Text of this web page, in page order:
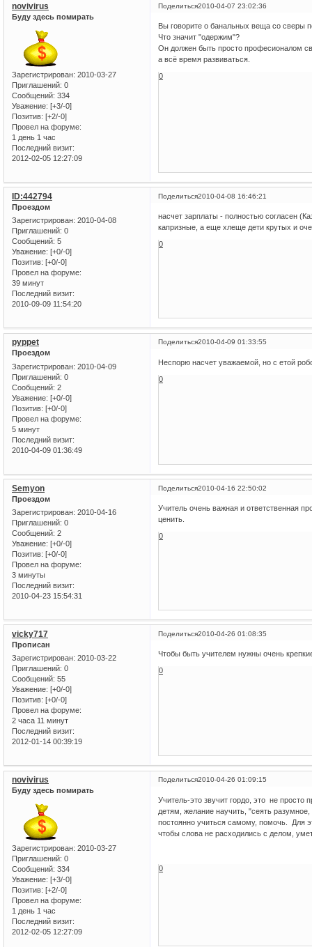
Поделиться2010-04-07 23:02:36
novivirus
Буду здесь помирать
Зарегистрирован: 2010-03-27
Приглашений: 0
Сообщений: 334
Уважение: [+3/-0]
Позитив: [+2/-0]
Провел на форуме:
1 день 1 час
Последний визит:
2012-02-05 12:27:09
Вы говорите о банальных веща со сверы
Что значит "одержим"?
Он должен быть просто професионалом
а всё время развиваться.
0
Поделиться2010-04-08 16:46:21
ID:442794
Проездом
Зарегистрирован: 2010-04-08
Приглашений: 0
Сообщений: 5
Уважение: [+0/-0]
Позитив: [+0/-0]
Провел на форуме:
39 минут
Последний визит:
2010-09-09 11:54:20
насчет зарплаты - полностью согласен
капризные, а еще хлеще дети крутых и
0
Поделиться2010-04-09 01:33:55
pyppet
Проездом
Зарегистрирован: 2010-04-09
Приглашений: 0
Сообщений: 2
Уважение: [+0/-0]
Позитив: [+0/-0]
Провел на форуме:
5 минут
Последний визит:
2010-04-09 01:36:49
Неспорю насчет уважаемой, но с етой
0
Поделиться2010-04-16 22:50:02
Semyon
Проездом
Зарегистрирован: 2010-04-16
Приглашений: 0
Сообщений: 2
Уважение: [+0/-0]
Позитив: [+0/-0]
Провел на форуме:
3 минуты
Последний визит:
2010-04-23 15:54:31
Учитель очень важная и ответственная
ценить.
0
Поделиться2010-04-26 01:08:35
vicky717
Прописан
Зарегистрирован: 2010-03-22
Приглашений: 0
Сообщений: 55
Уважение: [+0/-0]
Позитив: [+0/-0]
Провел на форуме:
2 часа 11 минут
Последний визит:
2012-01-14 00:39:19
Чтобы быть учителем нужны очень
0
Поделиться2010-04-26 01:09:15
novivirus
Буду здесь помирать
Зарегистрирован: 2010-03-27
Приглашений: 0
Сообщений: 334
Уважение: [+3/-0]
Позитив: [+2/-0]
Провел на форуме:
1 день 1 час
Последний визит:
2012-02-05 12:27:09
Учитель-это звучит гордо, это не
детям, желание научить, "сеять
постоянно учиться самому, помочь. Для
чтобы слова не расходились с делом,
0